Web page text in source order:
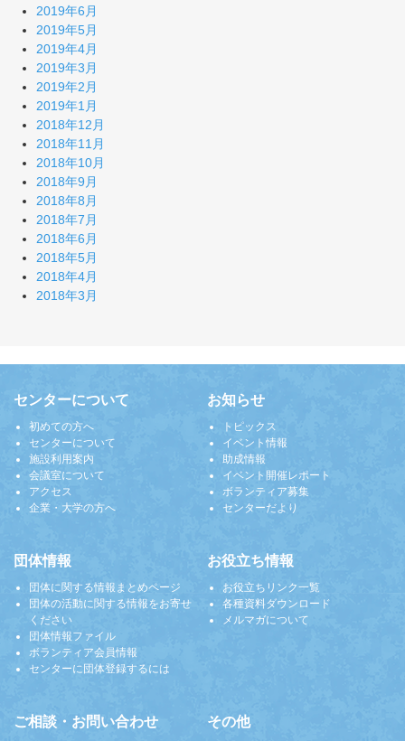
2019年6月
2019年5月
2019年4月
2019年3月
2019年2月
2019年1月
2018年12月
2018年11月
2018年10月
2018年9月
2018年8月
2018年7月
2018年6月
2018年5月
2018年4月
2018年3月
センターについて
初めての方へ
センターについて
施設利用案内
会議室について
アクセス
企業・大学の方へ
お知らせ
トピックス
イベント情報
助成情報
イベント開催レポート
ボランティア募集
センターだより
団体情報
団体に関する情報まとめページ
団体の活動に関する情報をお寄せ
ください
団体情報ファイル
ボランティア会員情報
センターに団体登録するには
お役立ち情報
お役立ちリンク一覧
各種資料ダウンロード
メルマガについて
ご相談・お問い合わせ その他